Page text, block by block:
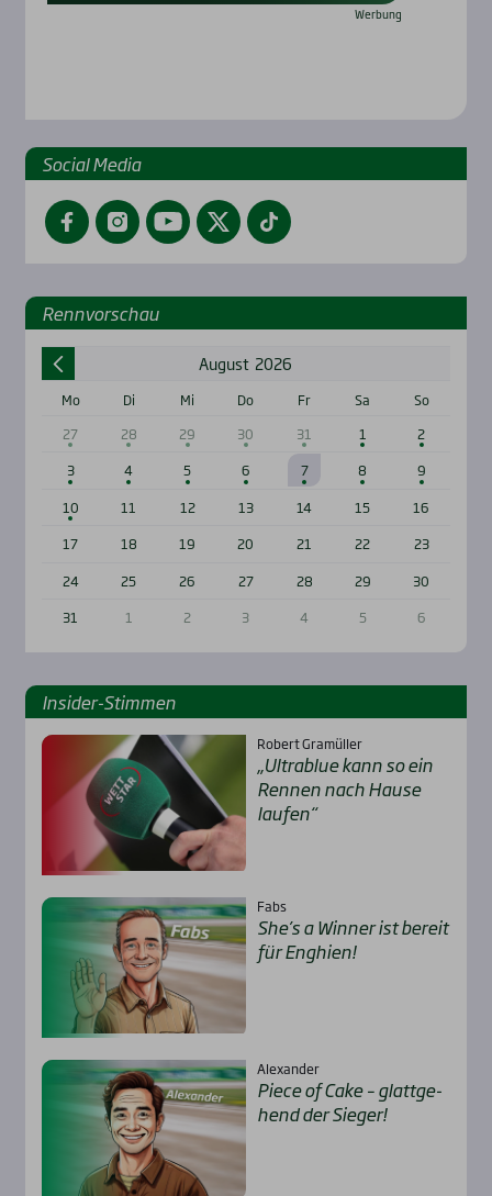
Social Media
FacebookInstagramYouTubeTwitterTikTok
Renn­vor­schau
August 2026
Mo Di Mi Do Fr Sa
So
27
28 29 30 31 1
2
3
4 5 6 7 8
9
10
11 12 13 14 15
16
17
18 19 20 21 22
23
24
25 26 27 28 29
30
31
1 2 3 4 5 6
Insi­der-Stim­men
Robert Gramüller
„Ultra­b­lue kann so ein
Ren­nen nach Hau­se
lau­fen“
Fabs
She’s a Win­ner ist bereit
für Eng­hien!
Alexander
Pie­ce of Cake – glatt­ge­
hend der Sie­ger!